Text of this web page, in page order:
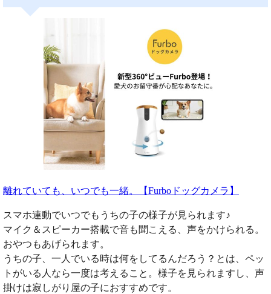
離れていても、いつでも一緒。【Furboドッグカメラ】
スマホ連動でいつでもうちの子の様子が見られます♪
マイク＆スピーカー搭載で音も聞こえる、声をかけられる。
おやつもあげられます。
うちの子、一人でいる時は何をしてるんだろう？とは、ペッ
トがいる人なら一度は考えること。様子を見られますし、声
掛けは寂しがり屋の子におすすめです。